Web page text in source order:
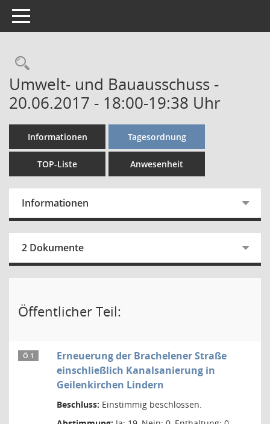
Toggle navigation
Rechercheauswahl
Umwelt- und Bauausschuss -
20.06.2017 - 18:00-19:38 Uhr
Informationen Tagesordnung
TOP-Liste Anwesenheit
Informationen
2 Dokumente
Öffentlicher Teil:
Ö 1
Erneuerung der Brachelener Straße
einschließlich Kanalsanierung in
Geilenkirchen Lindern
Beschluss: Einstimmig beschlossen.